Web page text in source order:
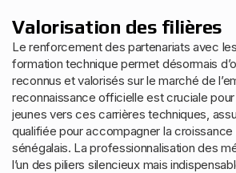
Valorisation des filières
Le renforcement des partenariats avec
formation technique permet désormais
reconnus et valorisés sur le marché de
reconnaissance officielle est cruciale
jeunes vers ces carrières techniques,
qualifiée pour accompagner la
sénégalais. La professionnalisation des
l’un des piliers silencieux mais